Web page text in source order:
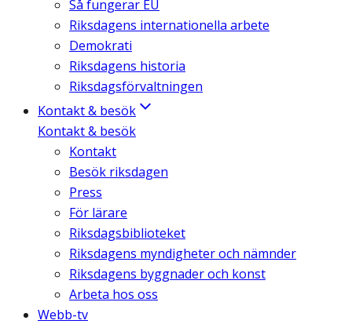
Så fungerar EU
Riksdagens internationella arbete
Demokrati
Riksdagens historia
Riksdagsförvaltningen
Kontakt & besök
Kontakt & besök
Kontakt
Besök riksdagen
Press
För lärare
Riksdagsbiblioteket
Riksdagens myndigheter och nämnder
Riksdagens byggnader och konst
Arbeta hos oss
Webb-tv